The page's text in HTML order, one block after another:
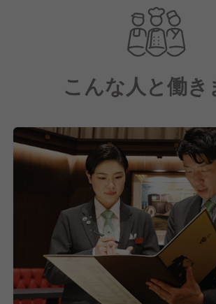
おかげさまで多くの方々にご来店い
めく博多エリアでも人気店の仲間入り
開放的で落ち着いた雰囲気の店内は
デートや女子会、宴会など幅広いシ
料理は料理長が手がける「究極12段
特上部位・希少部位を含む様々な部位
楽しみいただけるラインナップとな
現状、人手不足もなく店舗運営をで
っとスタッフが働きやすい環境づく
に、私たちと同じ想いを持った仲間
こんな人と働き